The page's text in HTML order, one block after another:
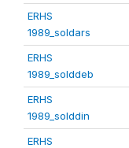
ERHS
1989_soldars
ERHS
1989_solddeb
ERHS
1989_solddin
ERHS